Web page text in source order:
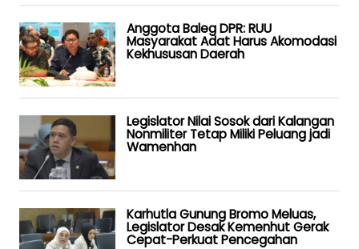
Anggota Baleg DPR: RUU
Masyarakat Adat Harus Akomodasi
Kekhususan Daerah
Legislator Nilai Sosok dari Kalangan
Nonmiliter Tetap Miliki Peluang jadi
Wamenhan
Karhutla Gunung Bromo Meluas,
Legislator Desak Kemenhut Gerak
Cepat-Perkuat Pencegahan